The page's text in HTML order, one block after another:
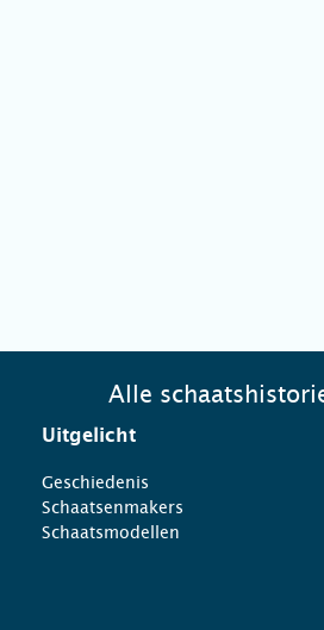
Alle
Uitgelicht
Geschiedenis
Schaatsenmakers
Schaatsmodellen